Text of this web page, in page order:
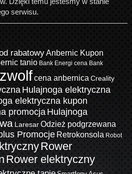
serwisu.
rabatowyAnbernic Kupon
tanio Bank Energi cena Bank
cena anbernica Creality
Hulajnoga elektryczna
elektryczna kupon
promocjaHulajnoga
Laresar Odzież podgrzewana
Promocje Retrokonsola Robot
Rower
Rower elektryczny